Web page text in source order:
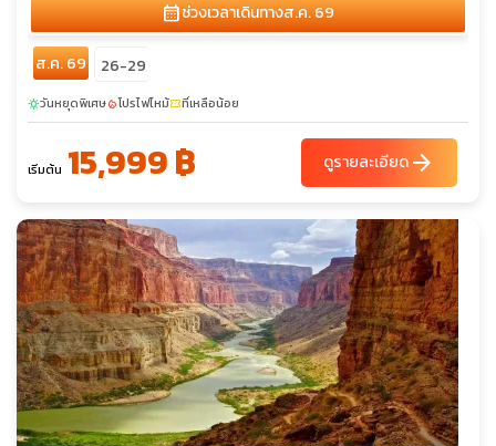
calendar_monthช่วงเวลาเดินทางส.ค. 69
ส.ค. 69 26-29
sunnyวันหยุดพิเศษlocal_fire_departmentโปรไฟไหม้confirmation_numberที่เหลือน้อย
เริ่มต้น 15,999 ฿ ดูรายละเอียดarrow_forward